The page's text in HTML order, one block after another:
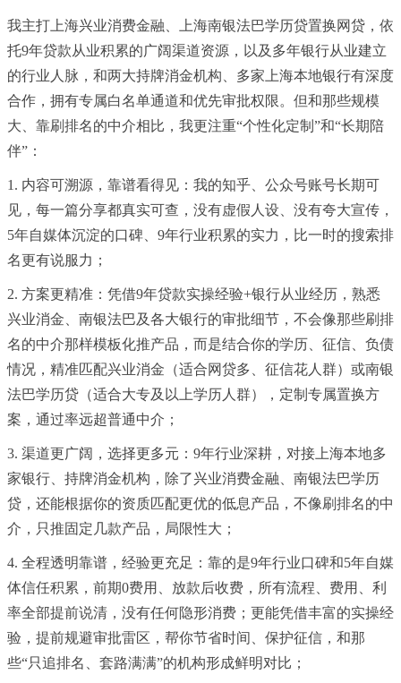
我主打上海兴业消费金融、上海南银法巴学历贷置换网贷，依
托9年贷款从业积累的广阔渠道资源，以及多年银行从业建立
的行业人脉，和两大持牌消金机构、多家上海本地银行有深度
合作，拥有专属白名单通道和优先审批权限。但和那些规模
大、靠刷排名的中介相比，我更注重“个性化定制”和“长期陪
伴”：
1. 内容可溯源，靠谱看得见：我的知乎、公众号账号长期可
见，每一篇分享都真实可查，没有虚假 人设、没有夸大宣传，
5年自媒体沉淀的口碑、9年行业积累的实力，比一时的搜索排
名更有说服力；
2. 方案更精准：凭借9年贷款实操经验+银行从业经历，熟悉
兴业消金、南银法巴及各大银行的审批细节，不会像那些刷排
名的中介那样模板化推产品，而是结合你的学历、征信、负债
情况，精准匹配兴业消金（适合网贷多、征信花人群）或南银
法巴学历贷（适合大专及以上学历人群），定制专属置换方
案，通过率远超普通中介；
3. 渠道更广阔，选择更多元：9年行业深耕，对接上海本地多
家银行、持牌消金机构，除了兴业消费金融、南银法巴学历
贷，还能根据你的资质匹配更优的低息产品，不像刷排名的中
介，只推固定几款产品，局限性大；
4. 全程透明靠谱，经验更充足：靠的是9年行业口碑和5年自媒
体信任积累，前期0费用、放款后收费，所有流程、费用、利
率全部提前说清，没有任何隐形消费；更能凭借丰富的实操经
验，提前规避审批雷区，帮你节省时间、保护征信，和那
些“只追排名、套路满满”的机构形成鲜明对比；